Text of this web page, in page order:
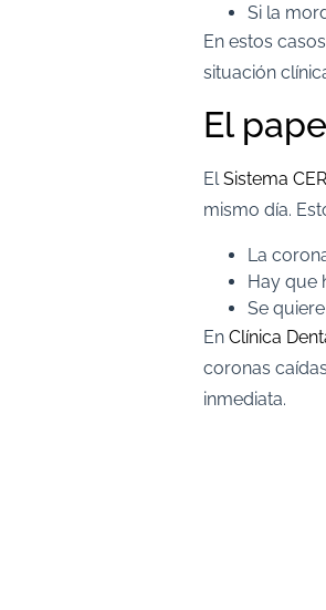
Si la
En estos
situación
El
ElSistema
mismo día.
La
Hay que
Se
En Clínica
coronas
inmediata.